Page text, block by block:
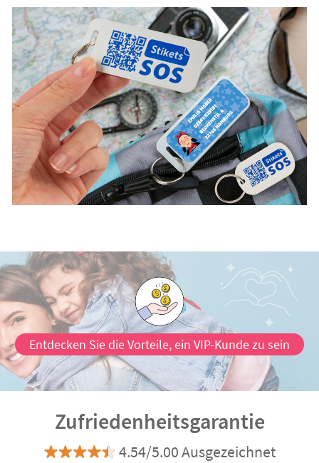
Entdecken Sie die Vorteile, ein VIP-Kunde zu sein
Zufriedenheitsgarantie
4.54/5.00 Ausgezeichnet